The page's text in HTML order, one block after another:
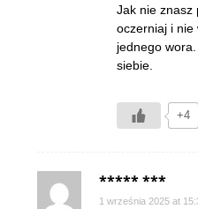
Jak nie znasz
oczerniaj i nie
jednego
siebie.
+4
***** ***
1 września 2025 at